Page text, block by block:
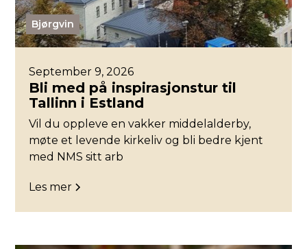
Bjørgvin
September 9, 2026
Bli med på inspirasjonstur til
Tallinn i Estland
Vil du oppleve en vakker middelalderby,
møte et levende kirkeliv og bli bedre kjent
med NMS sitt arb
Les mer